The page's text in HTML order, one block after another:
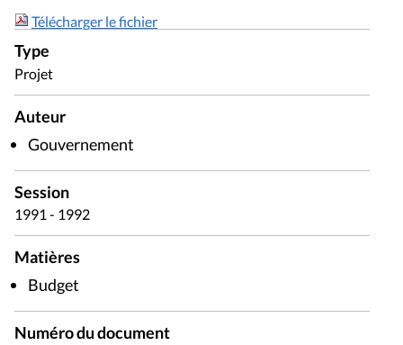
Télécharger le fichier
Type
Projet
Auteur
Gouvernement
Session
1991 - 1992
Matières
Budget
Numéro du document